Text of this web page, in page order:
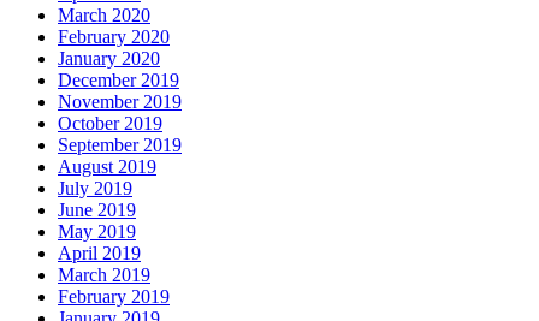
March 2020
February 2020
January 2020
December 2019
November 2019
October 2019
September 2019
August 2019
July 2019
June 2019
May 2019
April 2019
March 2019
February 2019